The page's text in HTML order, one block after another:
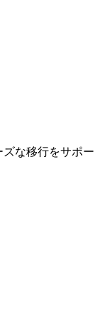
な移行をサポー